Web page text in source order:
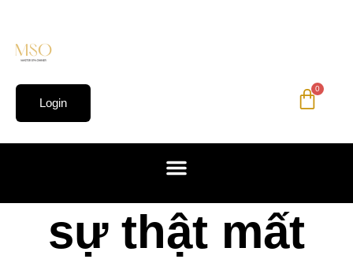
Login
0
sự thật mất